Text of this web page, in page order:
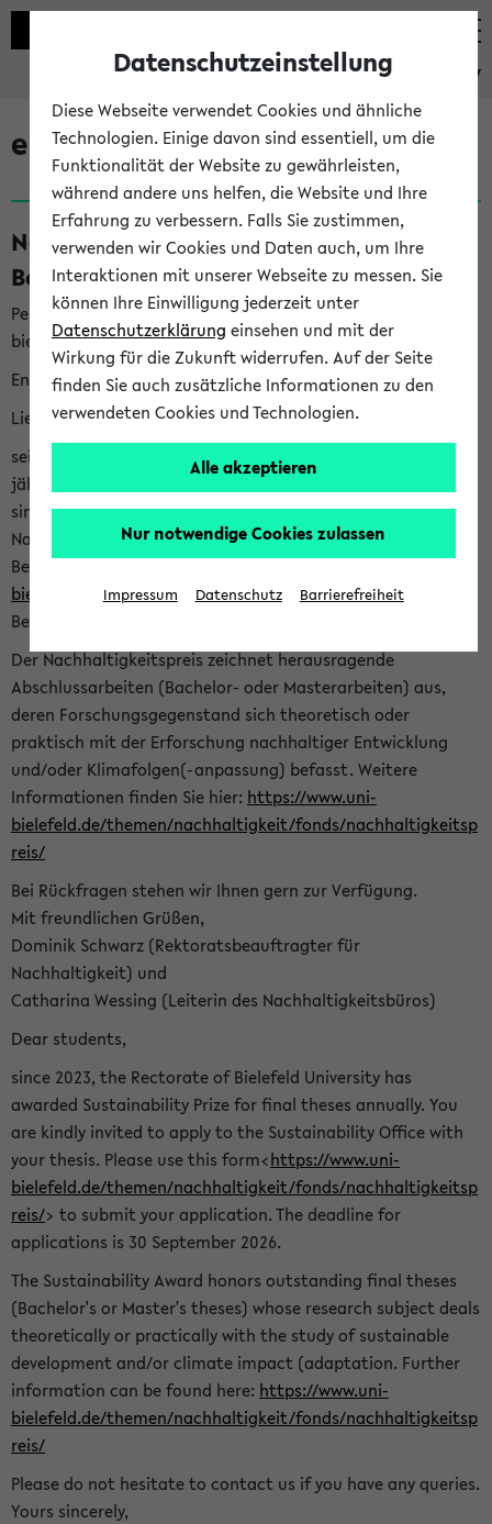
eKVV
eKVV News
Nachhaltigkeitspreis 2026:
Bewerbungsphase gestartet (06.08.26)
Per E-Mail eingestellt von nachhaltigkeitsbuero@uni-
bielefeld.de an den Verteiler 'Alle Studierenden':
English version below
Liebe Studierende,
seit 2023 verleiht das Rektorat der Universität Bielefeld
jährlich den Nachhaltigkeitspreis für Abschlussarbeiten. Sie
sind herzlich eingeladen sich mit Ihrer Abschlussarbeit beim
Nachhaltigkeitsbüro zu bewerben. Bitte nutzen Sie für Ihre
Bewerbung dieses Formular<https://formulare.uni-
bielefeld.de/frontend-server/form/provide/913/>. Die
Bewerbungsfrist endet am 30.09.2026.
Der Nachhaltigkeitspreis zeichnet herausragende
Abschlussarbeiten (Bachelor- oder Masterarbeiten) aus,
deren Forschungsgegenstand sich theoretisch oder
praktisch mit der Erforschung nachhaltiger Entwicklung
und/oder Klimafolgen(-anpassung) befasst. Weitere
Informationen finden Sie hier: https://www.uni-
bielefeld.de/themen/nachhaltigkeit/fonds/nachhaltigkeitsp
reis/
Bei Rückfragen stehen wir Ihnen gern zur Verfügung.
Mit freundlichen Grüßen,
Dominik Schwarz (Rektoratsbeauftragter für
Nachhaltigkeit) und
Catharina Wessing (Leiterin des Nachhaltigkeitsbüros)
Dear students,
since 2023, the Rectorate of Bielefeld University has
awarded Sustainability Prize for final theses annually. You
are kindly invited to apply to the Sustainability Office with
your thesis. Please use this form<https://www.uni-
bielefeld.de/themen/nachhaltigkeit/fonds/nachhaltigkeitsp
reis/> to submit your application. The deadline for
applications is 30 September 2026.
The Sustainability Award honors outstanding final theses
(Bachelor's or Master's theses) whose research subject deals
theoretically or practically with the study of sustainable
development and/or climate impact (adaptation. Further
information can be found here: https://www.uni-
bielefeld.de/themen/nachhaltigkeit/fonds/nachhaltigkeitsp
reis/
Please do not hesitate to contact us if you have any queries.
Yours sincerely,
Datenschutzeinstellung
Diese Webseite verwendet Cookies und ähnliche
Technologien. Einige davon sind essentiell, um die
Funktionalität der Website zu gewährleisten,
während andere uns helfen, die Website und Ihre
Erfahrung zu verbessern. Falls Sie zustimmen,
verwenden wir Cookies und Daten auch, um Ihre
Interaktionen mit unserer Webseite zu messen. Sie
können Ihre Einwilligung jederzeit unter
Datenschutzerklärung einsehen und mit der
Wirkung für die Zukunft widerrufen. Auf der Seite
finden Sie auch zusätzliche Informationen zu den
verwendeten Cookies und Technologien.
Alle akzeptieren
Nur notwendige Cookies zulassen
Impressum Datenschutz Barrierefreiheit